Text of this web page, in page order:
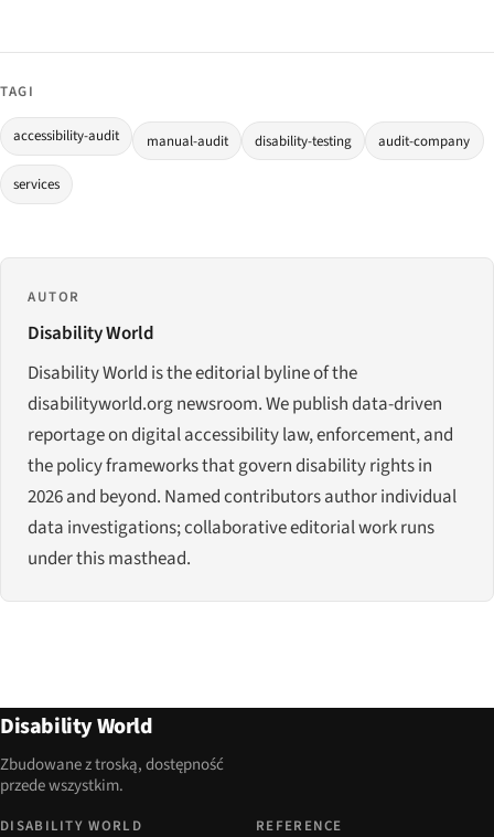
TAGI
accessibility-audit manual-audit disability-testing audit-company
services
AUTOR
Disability World
Disability World is the editorial byline of the
disabilityworld.org newsroom. We publish data-driven
reportage on digital accessibility law, enforcement, and
the policy frameworks that govern disability rights in
2026 and beyond. Named contributors author individual
data investigations; collaborative editorial work runs
under this masthead.
Disability World
Zbudowane z troską, dostępność
przede wszystkim.
DISABILITY WORLD REFERENCE